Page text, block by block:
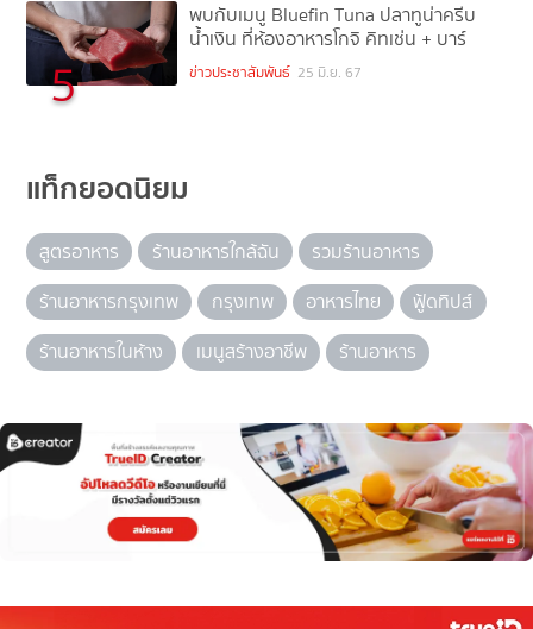
5
พบกับเมนู Bluefin Tuna ปลาทูน่าครีบ
น้ำเงิน ที่ห้องอาหารโกจิ คิทเช่น + บาร์
ข่าวประชาสัมพันธ์ 25 มิ.ย. 67
แท็กยอดนิยม
สูตรอาหาร ร้านอาหารใกล้ฉัน
รวมร้านอาหาร
ร้านอาหารกรุงเทพ
กรุงเทพ อาหารไทย
ฟู้ดทิปส์
ร้านอาหารในห้าง
เมนูสร้างอาชีพ ร้านอาหาร